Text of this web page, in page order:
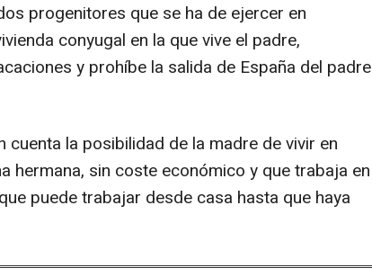
progenitores que se ha de ejercer en
conyugal en la que vive el padre,
y prohíbe la salida de España del padre
cuenta la posibilidad de la madre de vivir en
hermana, sin coste económico y que trabaja en
puede trabajar desde casa hasta que haya